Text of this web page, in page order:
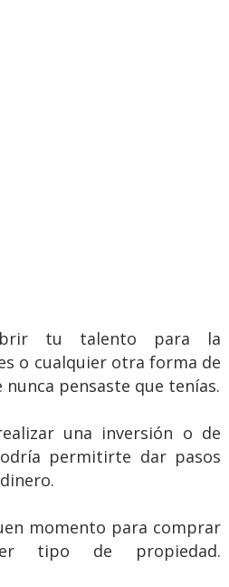
tu talento para la
o cualquier otra forma de
pensaste que tenías.
una inversión o de
permitirte dar pasos
momento para comprar
tipo de propiedad.